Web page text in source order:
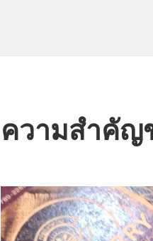
ความสำคัญ